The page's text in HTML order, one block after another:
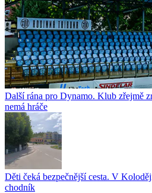
Další rána pro Dynamo. Klub zřejmě
nemá hráče
Děti čeká bezpečnější cesta. V
chodník